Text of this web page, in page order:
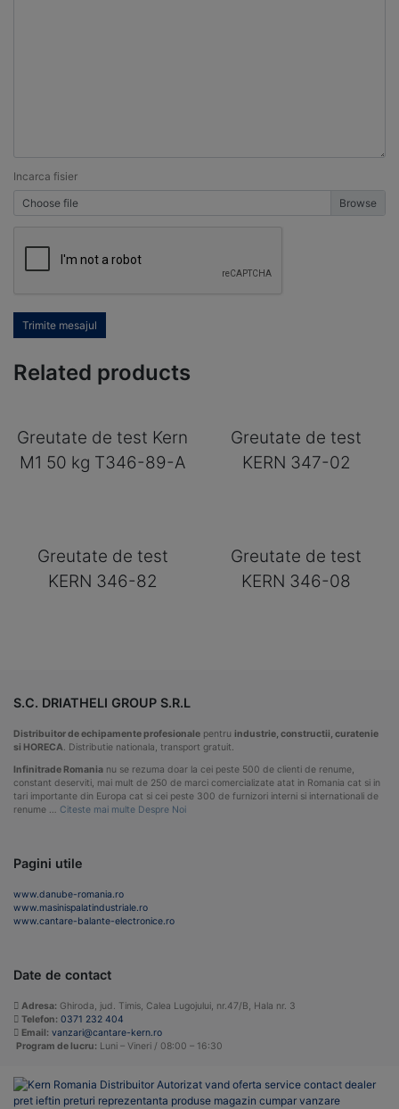
Incarca fisier
Choose file
Trimite mesajul
Related products
Greutate de test Kern
M1 50 kg T346-89-A
Greutate de test
KERN 347-02
Greutate de test
KERN 346-82
Greutate de test
KERN 346-08
S.C. DRIATHELI GROUP S.R.L
Distribuitor de echipamente profesionale pentru industrie, constructii, curatenie
si HORECA. Distributie nationala, transport gratuit.
Infinitrade Romania nu se rezuma doar la cei peste 500 de clienti de renume,
constant deserviti, mai mult de 250 de marci comercializate atat in Romania cat si in
tari importante din Europa cat si cei peste 300 de furnizori interni si internationali de
renume … Citeste mai multe Despre Noi
Pagini utile
www.danube-romania.ro
www.masinispalatindustriale.ro
www.cantare-balante-electronice.ro
Date de contact
Adresa: Ghiroda, jud. Timis, Calea Lugojului, nr.47/B, Hala nr. 3
Telefon: 0371 232 404
Email: vanzari@cantare-kern.ro
Program de lucru: Luni – Vineri / 08:00 – 16:30